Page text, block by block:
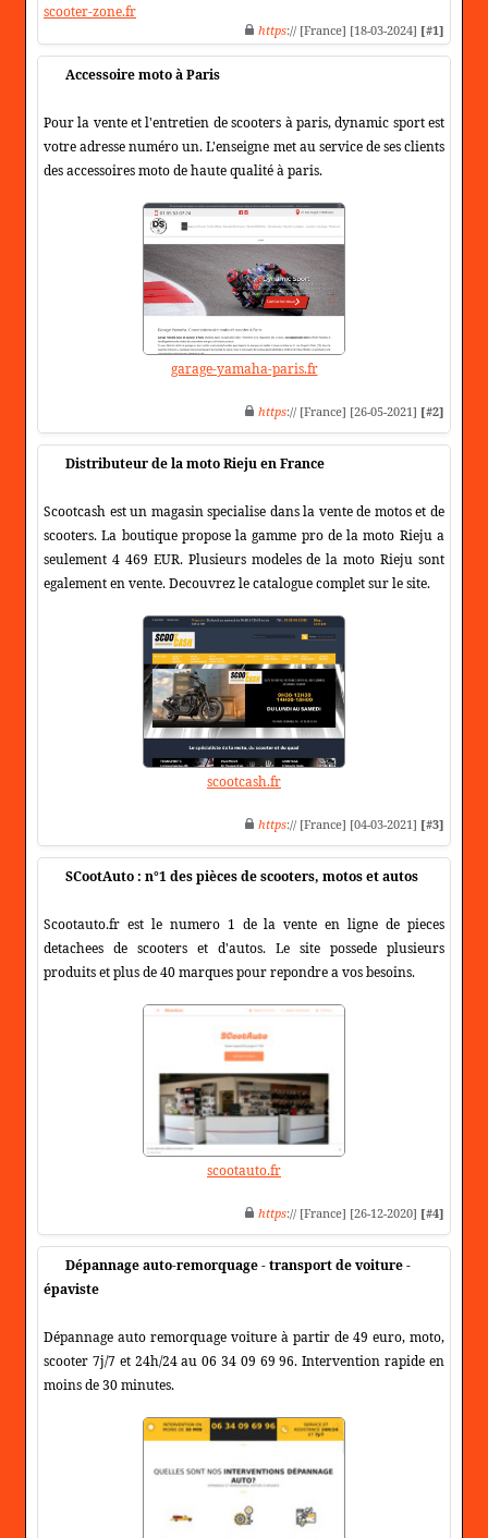
scooter-zone.fr
https:// [France] [18-03-2024] [#1]
Accessoire moto à Paris
Pour la vente et l'entretien de scooters à paris, dynamic sport est
votre adresse numéro un. L'enseigne met au service de ses clients
des accessoires moto de haute qualité à paris.
garage-yamaha-paris.fr
https:// [France] [26-05-2021] [#2]
Distributeur de la moto Rieju en France
Scootcash est un magasin specialise dans la vente de motos et de
scooters. La boutique propose la gamme pro de la moto Rieju a
seulement 4 469 EUR. Plusieurs modeles de la moto Rieju sont
egalement en vente. Decouvrez le catalogue complet sur le site.
scootcash.fr
https:// [France] [04-03-2021] [#3]
SCootAuto : n°1 des pièces de scooters, motos et autos
Scootauto.fr est le numero 1 de la vente en ligne de pieces
detachees de scooters et d'autos. Le site possede plusieurs
produits et plus de 40 marques pour repondre a vos besoins.
scootauto.fr
https:// [France] [26-12-2020] [#4]
Dépannage auto-remorquage - transport de voiture -
épaviste
Dépannage auto remorquage voiture à partir de 49 euro, moto,
scooter 7j/7 et 24h/24 au 06 34 09 69 96. Intervention rapide en
moins de 30 minutes.